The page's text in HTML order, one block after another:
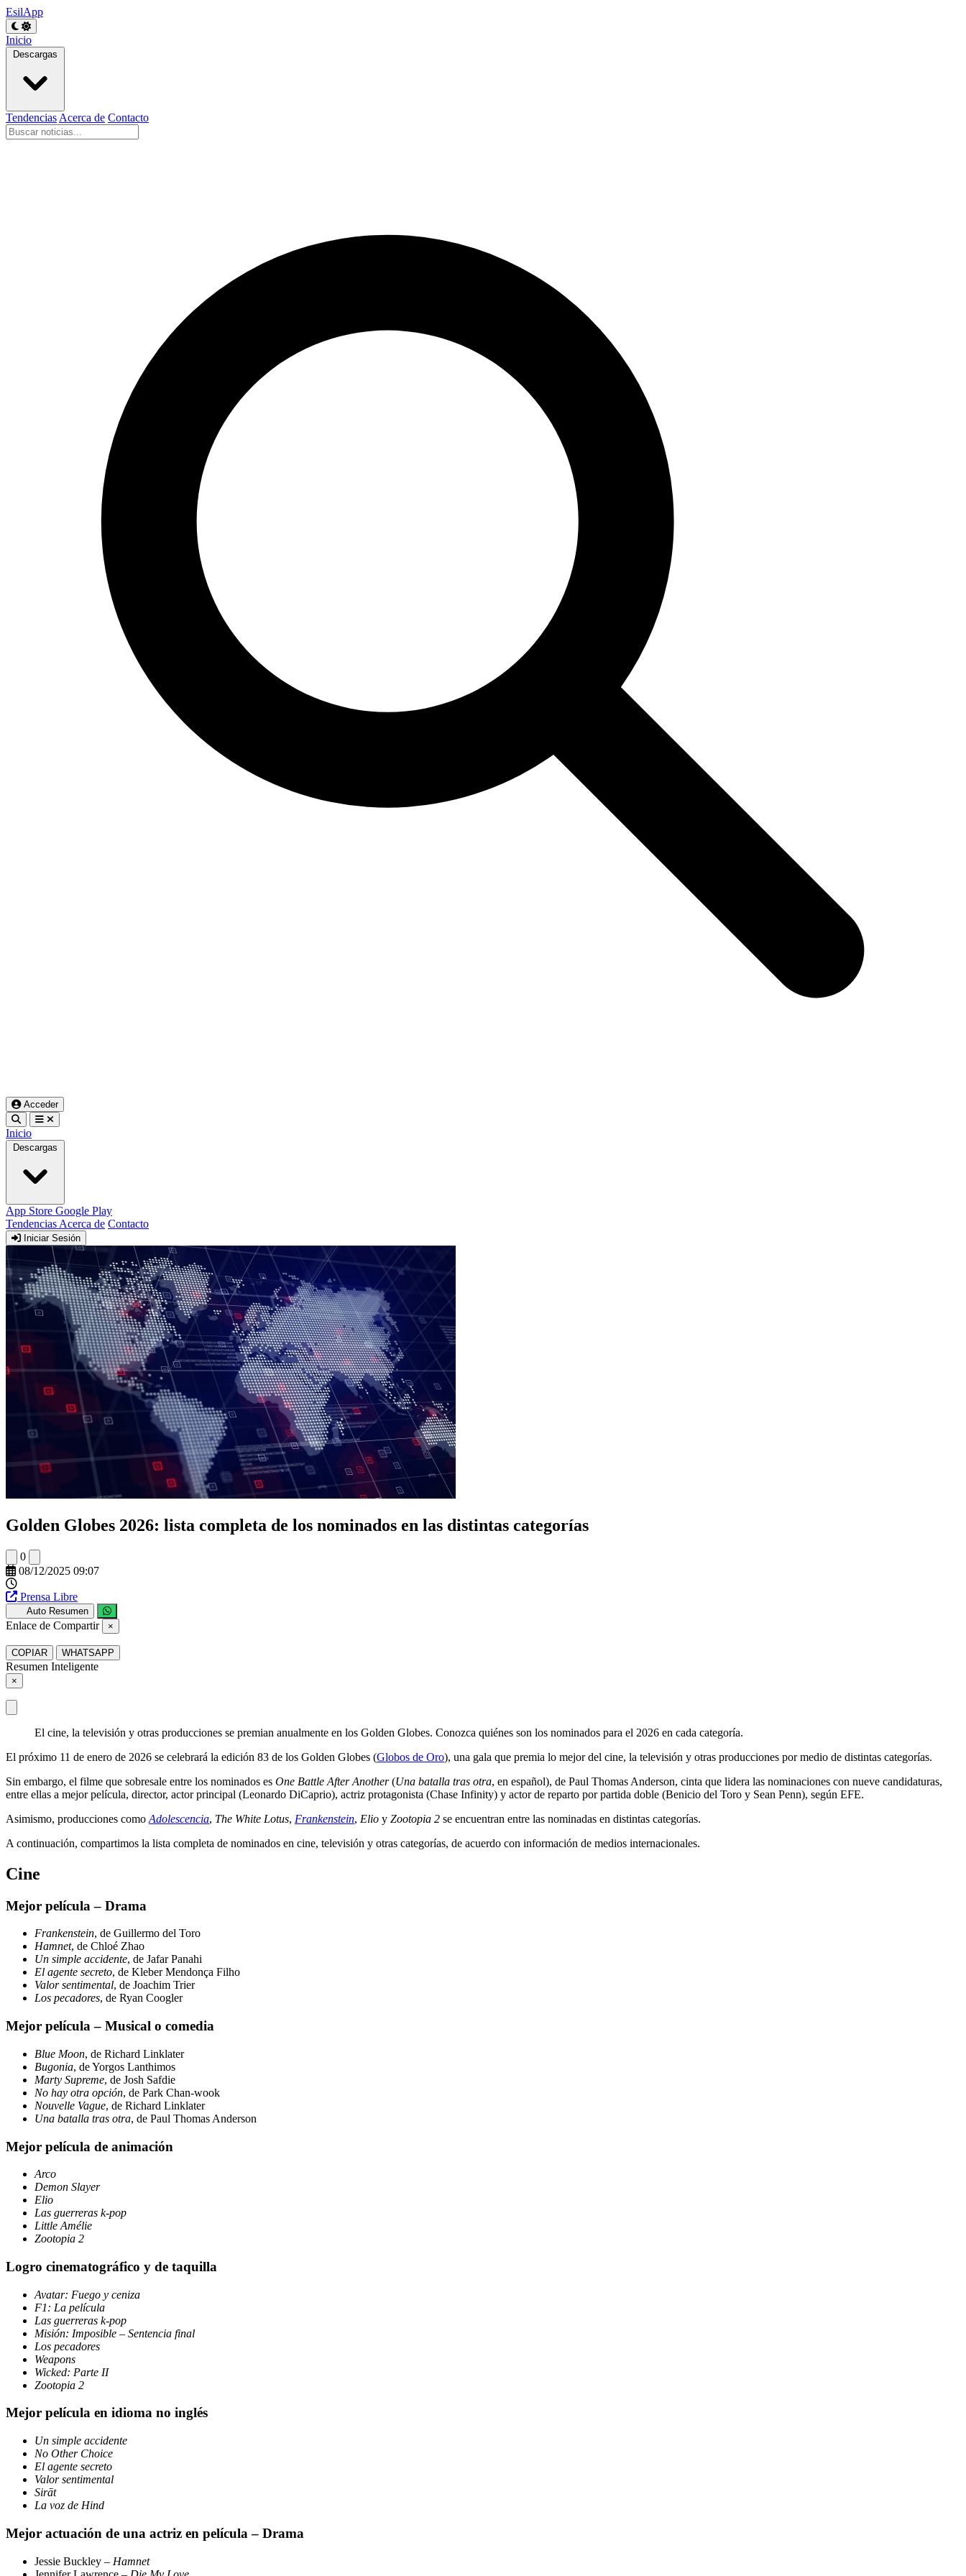
EsilApp
Inicio
Descargas
Tendencias Acerca de Contacto
Acceder
Inicio
Descargas
App Store Google Play
Tendencias Acerca de Contacto
Iniciar Sesión
Golden Globes 2026: lista completa de los nominados en las distintas categorías
0
08/12/2025 09:07
Prensa Libre
Auto Resumen
Enlace de Compartir ×
COPIAR WHATSAPP
Resumen Inteligente
×
El cine, la televisión y otras producciones se premian anualmente en los Golden Globes. Conozca quiénes son los nominados para el 2026 en cada categoría.
El próximo 11 de enero de 2026 se celebrará la edición 83 de los Golden Globes (Globos de Oro), una gala que premia lo mejor del cine, la televisión y otras producciones por medio de distintas categorías.
Sin embargo, el filme que sobresale entre los nominados es One Battle After Another(Una batalla tras otra, en español), de Paul Thomas Anderson, cinta que lidera las nominaciones con nueve candidaturas,
entre ellas a mejor película, director, actor principal (Leonardo DiCaprio), actriz protagonista (Chase Infinity) y actor de reparto por partida doble (Benicio del Toro y Sean Penn), según EFE.
Asimismo, producciones como Adolescencia, The White Lotus, Frankenstein, Elio y Zootopia 2 se encuentran entre las nominadas en distintas categorías.
A continuación, compartimos la lista completa de nominados en cine, televisión y otras categorías, de acuerdo con información de medios internacionales.
Cine
Mejor película – Drama
Frankenstein, de Guillermo del Toro
Hamnet, de Chloé Zhao
Un simple accidente, de Jafar Panahi
El agente secreto, de Kleber Mendonça Filho
Valor sentimental, de Joachim Trier
Los pecadores, de Ryan Coogler
Mejor película – Musical o comedia
Blue Moon, de Richard Linklater
Bugonia, de Yorgos Lanthimos
Marty Supreme, de Josh Safdie
No hay otra opción, de Park Chan-wook
Nouvelle Vague, de Richard Linklater
Una batalla tras otra, de Paul Thomas Anderson
Mejor película de animación
Arco
Demon Slayer
Elio
Las guerreras k-pop
Little Amélie
Zootopia 2
Logro cinematográfico y de taquilla
Avatar: Fuego y ceniza
F1: La película
Las guerreras k-pop
Misión: Imposible – Sentencia final
Los pecadores
Weapons
Wicked: Parte II
Zootopia 2
Mejor película en idioma no inglés
Un simple accidente
No Other Choice
El agente secreto
Valor sentimental
Sirāt
La voz de Hind
Mejor actuación de una actriz en película – Drama
Jessie Buckley – Hamnet